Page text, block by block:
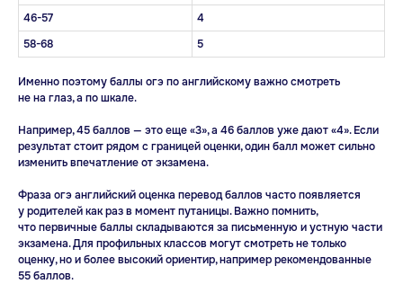
46-57
4
58-68
5
Именно поэтому баллы огэ по английскому важно смотреть
не на глаз, а по шкале.
Например, 45 баллов — это еще «3», а 46 баллов уже дают «4». Если
результат стоит рядом с границей оценки, один балл может сильно
изменить впечатление от экзамена.
Фраза огэ английский оценка перевод баллов часто появляется
у родителей как раз в момент путаницы. Важно помнить,
что первичные баллы складываются за письменную и устную части
экзамена. Для профильных классов могут смотреть не только
оценку, но и более высокий ориентир, например рекомендованные
55 баллов.